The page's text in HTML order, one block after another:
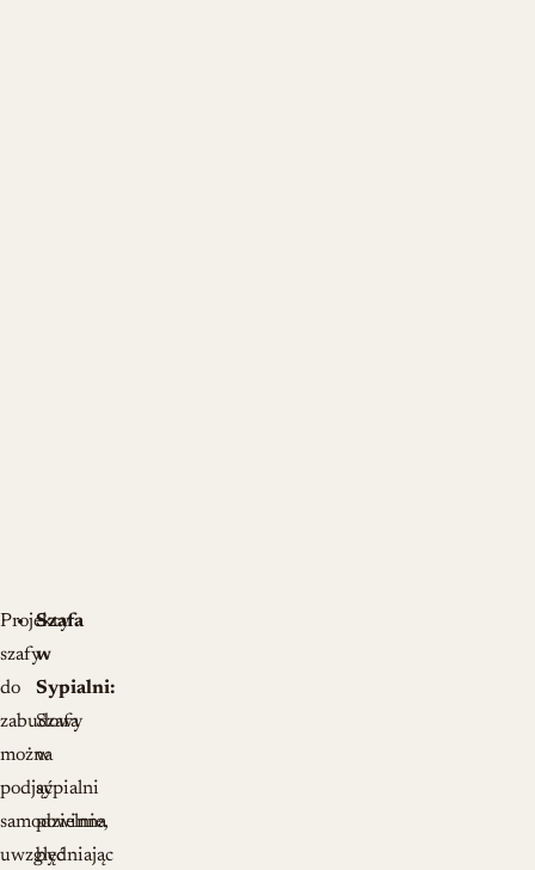
Szafa
w
Sypialni:
Szafa
w
sypialni
powinna
być
Projekty
szafy
do
zabudowy
można
podjąć
samodzielnie,
uwzględniając